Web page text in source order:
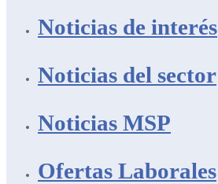
Noticias de interés
Noticias del sector
Noticias MSP
Ofertas Laborales